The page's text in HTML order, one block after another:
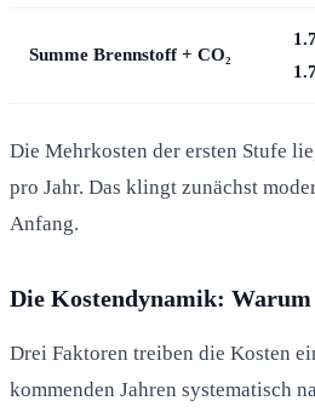
Summe Brennstoff + CO₂
Die Mehrkosten der ersten Stufe
pro Jahr. Das klingt zunächst
Anfang.
Die Kostendynamik:
Drei Faktoren treiben die Kosten
kommenden Jahren systematisch